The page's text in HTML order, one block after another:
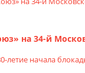
на 34-й